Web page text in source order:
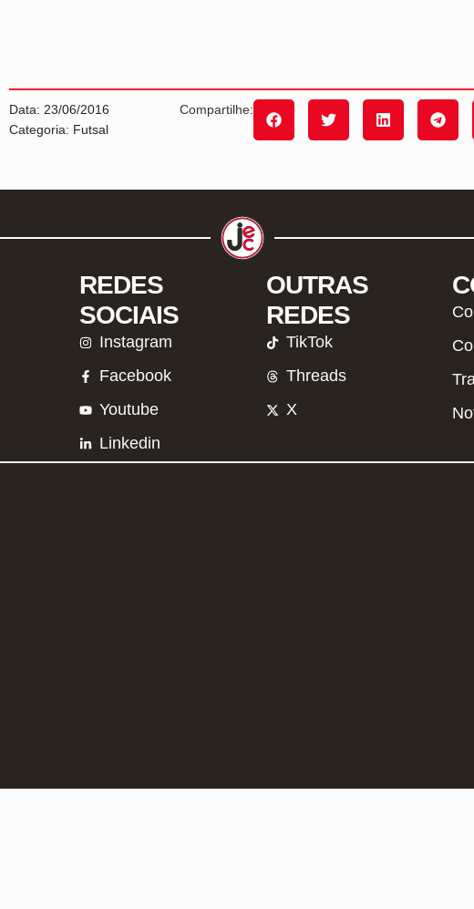
Data: 23/06/2016
Categoria: Futsal
Compartilhe:
REDES
SOCIAIS
Instagram
Facebook
Youtube
Linkedin
OUTRAS
REDES
TikTok
Threads
X